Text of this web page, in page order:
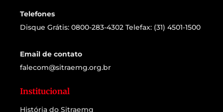
Telefones
Disque Grátis: 0800-283-4302 Telefax: (31) 4501-1500
Email de contato
falecom@sitraemg.org.br
Institucional
História do Sitraemg